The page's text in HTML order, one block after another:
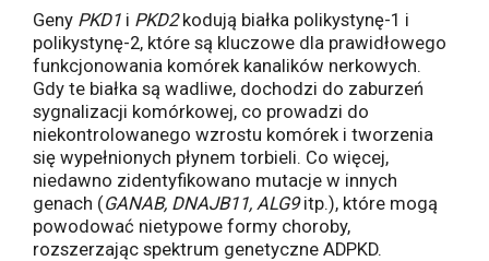
Geny PKD1 i PKD2kodują białka polikystynę-1 i
polikystynę-2, które są kluczowe dla prawidłowego
funkcjonowania komórek kanalików nerkowych.
Gdy te białka są wadliwe, dochodzi do zaburzeń
sygnalizacji komórkowej, co prowadzi do
niekontrolowanego wzrostu komórek i tworzenia
się wypełnionych płynem torbieli. Co więcej,
niedawno zidentyfikowano mutacje w innych
genach (GANAB, DNAJB11, ALG9itp.), które mogą
powodować nietypowe formy choroby,
rozszerzając spektrum genetyczne ADPKD.